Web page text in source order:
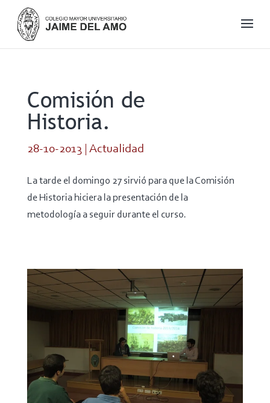
Comisión de
Historia.
28-10-2013| Actualidad
La tarde el domingo 27 sirvió para que la Comisión
de Historia hiciera la presentación de la
metodología a seguir durante el curso.